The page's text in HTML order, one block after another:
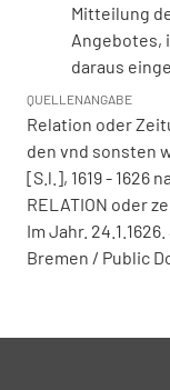
Mitteilung
Angebotes,
daraus
QUELLENANGABE
Relation oder
den vnd sonsten
[S.l.], 1619 - 1626
RELATION oder
Im Jahr.
Bremen / Public